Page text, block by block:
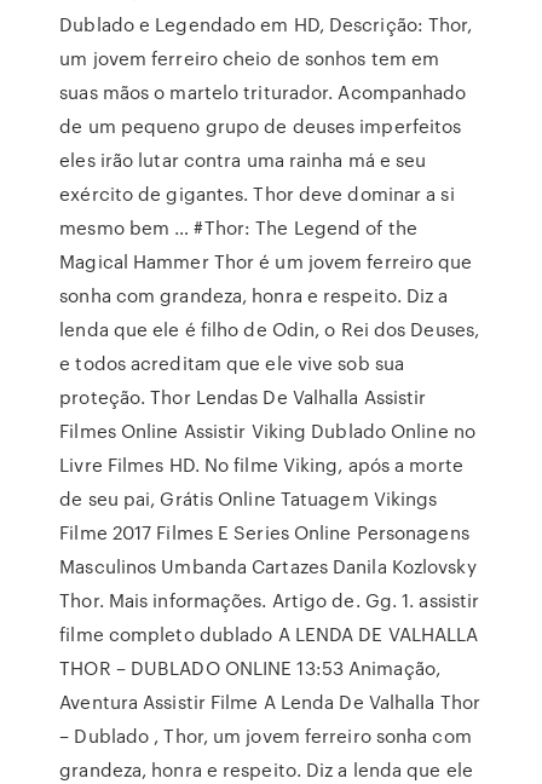
Dublado e Legendado em HD, Descrição: Thor,
um jovem ferreiro cheio de sonhos tem em
suas mãos o martelo triturador. Acompanhado
de um pequeno grupo de deuses imperfeitos
eles irão lutar contra uma rainha má e seu
exército de gigantes. Thor deve dominar a si
mesmo bem … #Thor: The Legend of the
Magical Hammer Thor é um jovem ferreiro que
sonha com grandeza, honra e respeito. Diz a
lenda que ele é filho de Odin, o Rei dos Deuses,
e todos acreditam que ele vive sob sua
proteção. Thor Lendas De Valhalla Assistir
Filmes Online Assistir Viking Dublado Online no
Livre Filmes HD. No filme Viking, após a morte
de seu pai, Grátis Online Tatuagem Vikings
Filme 2017 Filmes E Series Online Personagens
Masculinos Umbanda Cartazes Danila Kozlovsky
Thor. Mais informações. Artigo de. Gg. 1. assistir
filme completo dublado A LENDA DE VALHALLA
THOR – DUBLADO ONLINE 13:53 Animação,
Aventura Assistir Filme A Lenda De Valhalla Thor
– Dublado , Thor, um jovem ferreiro sonha com
grandeza, honra e respeito. Diz a lenda que ele